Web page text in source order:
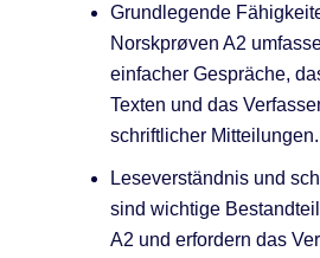
Grundlegende
Norskprøven A2
einfacher Gespräche,
Texten und das
schriftlicher Mitteilungen.
Leseverständnis und
sind wichtige
A2 und erfordern das